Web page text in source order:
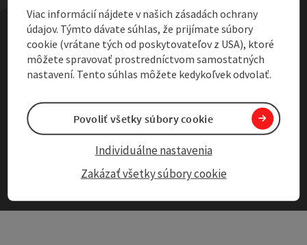
Viac informácií nájdete v našich zásadách ochrany
údajov. Týmto dávate súhlas, že prijímate súbory
cookie (vrátane tých od poskytovateľov z USA), ktoré
môžete spravovať prostredníctvom samostatných
nastavení. Tento súhlas môžete kedykoľvek odvolať.
Zakázať všetky súbory cookie
Individuálne nastavenia
Povoliť všetky súbory cookie